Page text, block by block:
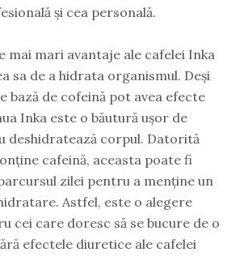
și cea personală.
mai mari avantaje ale cafelei Inka
sa de a hidrata organismul. Deși
bază de cofeină pot avea efecte
Inka este o băutură ușor de
deshidratează corpul. Datorită
cafeină, aceasta poate fi
zilei pentru a menține un
Astfel, este o alegere
cei care doresc să se bucure de o
efectele diuretice ale cafelei